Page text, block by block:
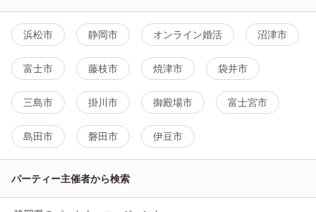
浜松市 静岡市 オンライン婚活 沼津市
富士市 藤枝市 焼津市 袋井市
三島市 掛川市 御殿場市 富士宮市
島田市 磐田市 伊豆市
パーティー主催者から検索